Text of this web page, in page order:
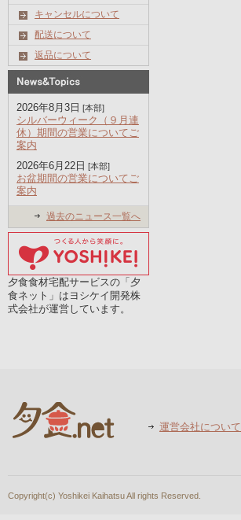
キャンセルについて
配送について
返品について
2026年8月3日 [本部]
シルバーウィーク（９月連
休）期間の営業についてご
案内
2026年6月22日 [本部]
お盆期間の営業についてご
案内
過去のニュース一覧へ
夕食食材宅配サービスの「夕
食ネット」はヨシケイ開発株
式会社が運営しています。
運営会社について
Copyright(c) Yoshikei Kaihatsu All rights Reserved.